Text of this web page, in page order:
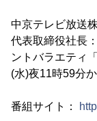
中京テレビ放送
代表取締役社長
ントバラエティ
(水)夜11時59分
番組サイト：